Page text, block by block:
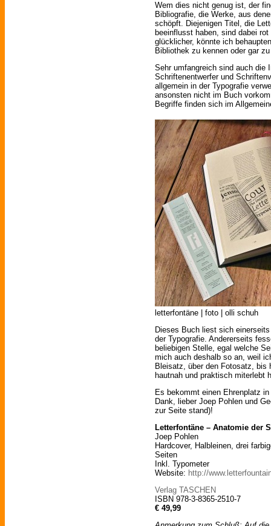
Wem dies nicht genug ist, der
Bibliografie, die Werke, aus
schöpft. Diejenigen Titel, die
beeinflusst haben, sind dabei
glücklicher, könnte ich
Bibliothek zu kennen oder gar
Sehr umfangreich sind auch die
Schriftenentwerfer und
allgemein in der Typografie
ansonsten nicht im Buch
Begriffe finden sich im
letterfontäne | foto | olli schuh
Dieses Buch liest sich
der Typografie. Andererseits
beliebigen Stelle, egal welche
mich auch deshalb so an, weil
Bleisatz, über den Fotosatz, bis
hautnah und praktisch miterlebt
Es bekommt einen Ehrenplatz
Dank, lieber Joep Pohlen und
zur Seite stand)!
Letterfontäne – Anatomie der
Joep Pohlen
Hardcover, Halbleinen, drei
Seiten
Inkl. Typometer
Website: http://
Verlag TASCHEN
ISBN 978-3-8365-2510-7
€ 49,99